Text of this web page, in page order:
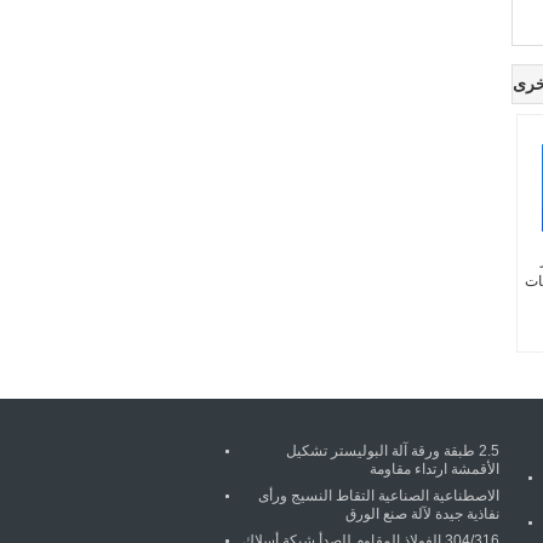
2.5 طبقة ورقة آلة البوليستر تشكيل
الأقمشة ارتداء مقاومة
الاصطناعية الصناعية التقاط النسيج ورأى
نفاذية جيدة لآلة صنع الورق